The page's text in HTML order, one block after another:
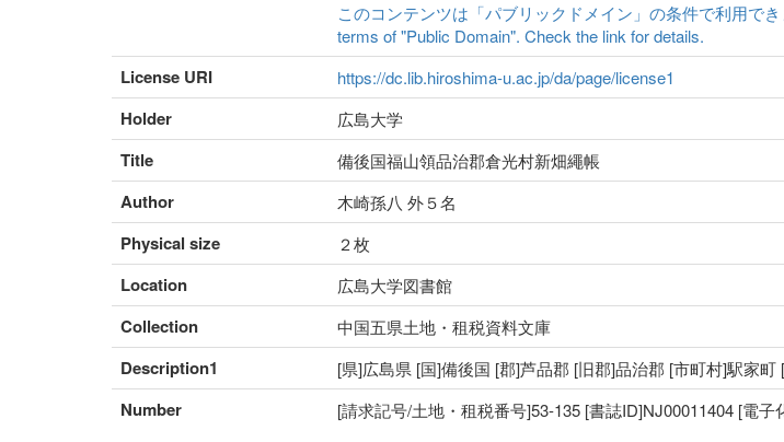
このコンテンツは「パブリックドメイン」の条件で利用で
terms of "Public Domain". Check the link for details.
License URI https://dc.lib.hiroshima-u.ac.jp/da/page/license1
Holder 広島大学
Title 備後国福山領品治郡倉光村新畑繩帳
Author 木崎孫八 外５名
Physical size ２枚
Location 広島大学図書館
Collection 中国五県土地・租税資料文庫
Description1 [県]広島県 [国]備後国 [郡]芦品郡 [旧郡]品治郡 [市町村]駅家
Number [請求記号/土地・租税番号]53-135 [書誌ID]NJ00011404 [電子